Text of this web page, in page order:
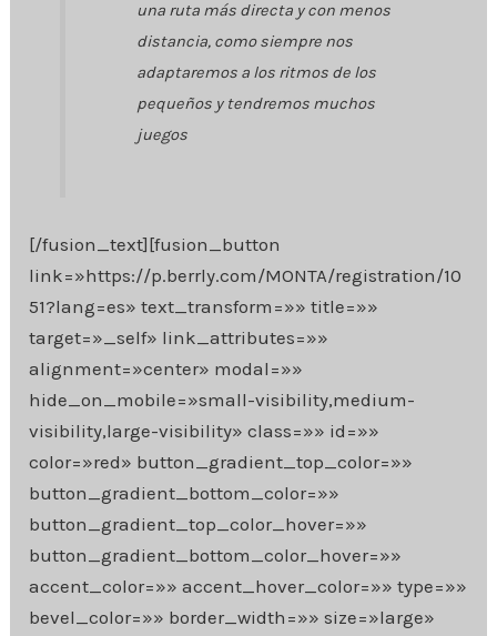
una ruta más directa y con menos
distancia, como siempre nos
adaptaremos a los ritmos de los
pequeños y tendremos muchos
juegos
[/fusion_text][fusion_button
link=»https://p.berrly.com/MONTA/registration/10
51?lang=es» text_transform=»» title=»»
target=»_self» link_attributes=»»
alignment=»center» modal=»»
hide_on_mobile=»small-visibility,medium-
visibility,large-visibility» class=»» id=»»
color=»red» button_gradient_top_color=»»
button_gradient_bottom_color=»»
button_gradient_top_color_hover=»»
button_gradient_bottom_color_hover=»»
accent_color=»» accent_hover_color=»» type=»»
bevel_color=»» border_width=»» size=»large»